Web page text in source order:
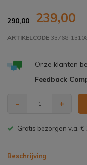
290,00 239,00
ARTIKELCODE 33768-
Onze klanten
Feedback
- +
Gratis bezorgen v.a. €
Beschrijving